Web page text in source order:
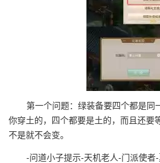
第一个问题：绿装备要四个都是同
你穿土的，四个都要是土的，而且还要
不是就不会变。
-问道小子提示-天机老人-门派使